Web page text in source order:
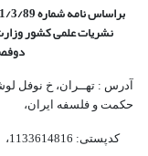
براساس نامه شماره 26953/11/3/89 در جلسة مورخ 31/6/89 کمیسیون
نشریات علمی کشور
حکمت و فلسفه ایران،‌
کدپستی: 1133614816، تلفن: 66492169 - 021 نمابر: 66962700 - 021